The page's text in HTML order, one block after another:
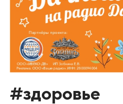
#здоровье